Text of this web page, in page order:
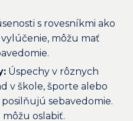
s rovesníkmi ako
môžu mať
Úspechy v rôznych
v škole, športe alebo
sebavedomie.
oslabiť.